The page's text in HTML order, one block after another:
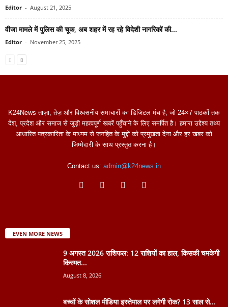
Editor - August 21, 2025
वीजा मामले में पुलिस की चूक, अब शहर में रह रहे विदेशी नागरिकों की...
Editor - November 25, 2025
K24News ताज़ा, तेज़ और विश्वसनीय समाचारों का डिजिटल मंच है, जो 24×7 पाठकों तक
देश, प्रदेश और समाज से जुड़ी महत्वपूर्ण खबरें पहुँचाने के लिए समर्पित है। हमारा उद्देश्य तथ्य
आधारित पत्रकारिता के माध्यम से जनहित के मुद्दों को प्रमुखता देना और हर खबर को
जिम्मेदारी के साथ प्रस्तुत करना है।
Contact us: admin@k24news.in
EVEN MORE NEWS
9 अगस्त 2026 राशिफल: 12 राशियों का हाल, किसकी चमकेगी
किस्मत...
August 8, 2026
बच्चों के सोशल मीडिया इस्तेमाल पर लगेगी रोक? 13 साल से...